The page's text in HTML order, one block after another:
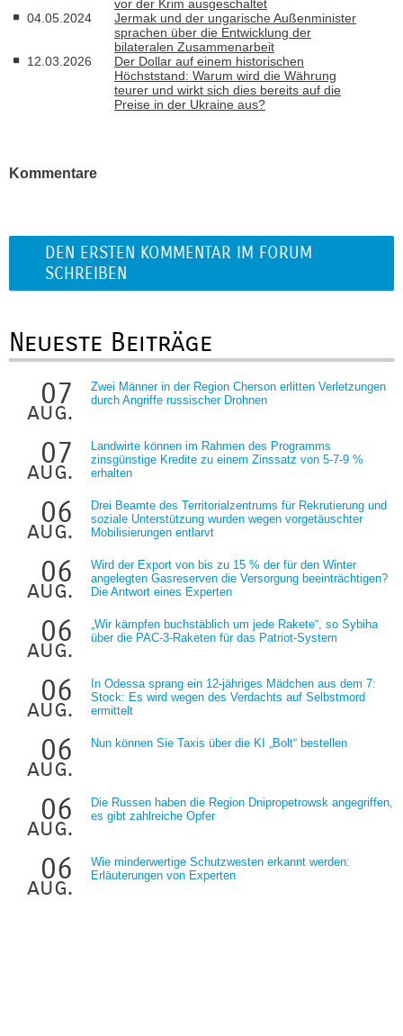
vor der Krim ausgeschaltet
04.05.2024
Jermak und der ungarische Außenminister
sprachen über die Entwicklung der
bilateralen Zusammenarbeit
12.03.2026
Der Dollar auf einem historischen
Höchststand: Warum wird die Währung
teurer und wirkt sich dies bereits auf die
Preise in der Ukraine aus?
Kommentare
DEN ERSTEN KOMMENTAR IM FORUM
SCHREIBEN
Neueste Beiträge
07
aug.
Zwei Männer in der Region Cherson erlitten Verletzungen
durch Angriffe russischer Drohnen
07
aug.
Landwirte können im Rahmen des Programms
zinsgünstige Kredite zu einem Zinssatz von 5-7-9 %
erhalten
06
aug.
Drei Beamte des Territorialzentrums für Rekrutierung und
soziale Unterstützung wurden wegen vorgetäuschter
Mobilisierungen entlarvt
06
aug.
Wird der Export von bis zu 15 % der für den Winter
angelegten Gasreserven die Versorgung beeinträchtigen?
Die Antwort eines Experten
06
aug.
„Wir kämpfen buchstäblich um jede Rakete“, so Sybiha
über die PAC-3-Raketen für das Patriot-System
06
aug.
In Odessa sprang ein 12-jähriges Mädchen aus dem 7:
Stock: Es wird wegen des Verdachts auf Selbstmord
ermittelt
06
aug.
Nun können Sie Taxis über die KI „Bolt“ bestellen
06
aug.
Die Russen haben die Region Dnipropetrowsk angegriffen,
es gibt zahlreiche Opfer
06
aug.
Wie minderwertige Schutzwesten erkannt werden:
Erläuterungen von Experten